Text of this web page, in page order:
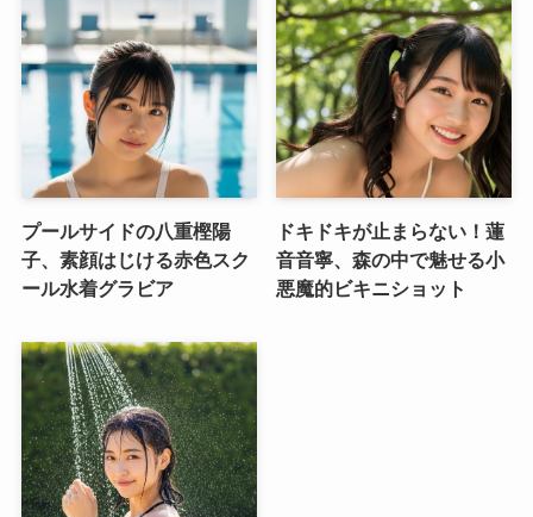
プールサイドの八重樫陽
子、素顔はじける赤色スク
ール水着グラビア
ドキドキが止まらない！蓮
音音寧、森の中で魅せる小
悪魔的ビキニショット